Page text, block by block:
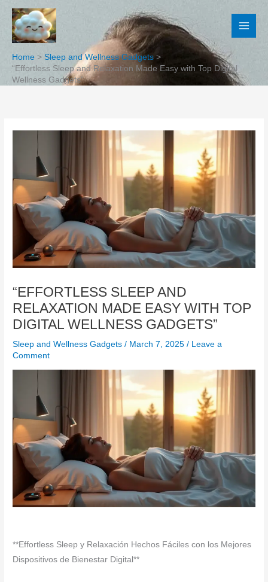
Skip
content
Home
Sleep and Wellness Gadgets
“Effortless Sleep and Relaxation Made Easy with Top Digital
Wellness Gadgets”
“EFFORTLESS SLEEP AND
RELAXATION MADE EASY WITH TOP
DIGITAL WELLNESS GADGETS”
Sleep and Wellness Gadgets / March 7, 2025/ Leave a
Comment
**Effortless Sleep y Relaxación Hechos Fáciles con los Mejores
Dispositivos de Bienestar Digital**